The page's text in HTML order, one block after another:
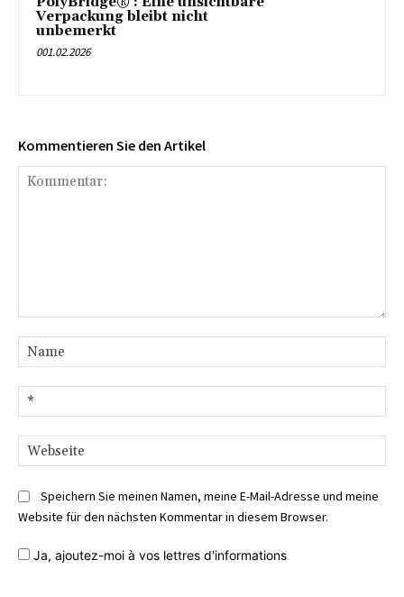
Verpackung bleibt nicht
unbemerkt
001.02.2026
Kommentieren Sie den Artikel
Speichern Sie meinen Namen, meine E-Mail-Adresse und meine
Website für den nächsten Kommentar in diesem Browser.
Ja, ajoutez-moi à vos lettres d'informations